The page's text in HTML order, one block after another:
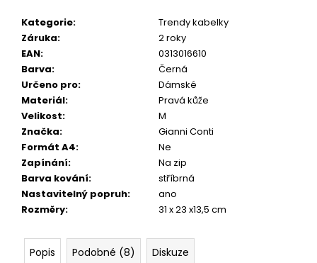
Kategorie:
Trendy kabelky
Záruka:
2 roky
EAN:
0313016610
Barva:
Černá
Určeno pro:
Dámské
Materiál:
Pravá kůže
Velikost:
M
Značka:
Gianni Conti
Formát A4:
Ne
Zapínání:
Na zip
Barva kování:
stříbrná
Nastavitelný popruh:
ano
Rozměry: 31 x 23 x13,5 cm
Popis Podobné (8) Diskuze
m
e